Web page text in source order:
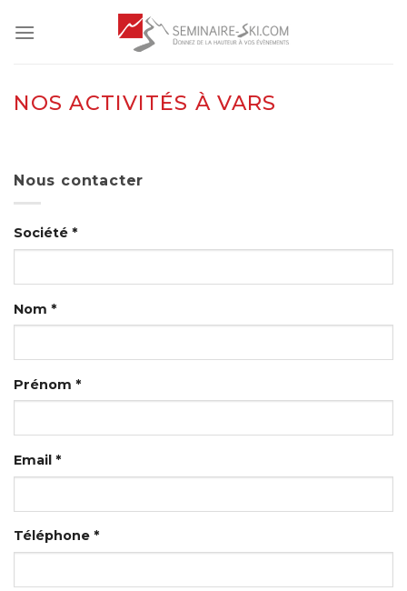
NOS ACTIVITÉS À VARS
Nous contacter
Société *
Nom *
Prénom *
Email *
Téléphone *